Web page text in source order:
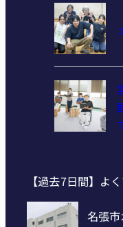
【過去7日間】よ